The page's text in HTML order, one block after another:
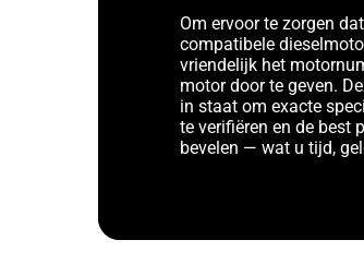
Om ervoor te zorgen
compatibele
vriendelijk het
motor door te geven.
in staat om exacte
te verifiëren en de best
bevelen — wat u tijd,